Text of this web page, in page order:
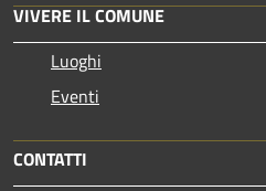
VIVERE IL COMUNE
Luoghi
Eventi
CONTATTI